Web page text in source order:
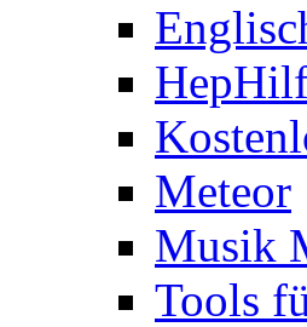
Meteor
Musik
Tools